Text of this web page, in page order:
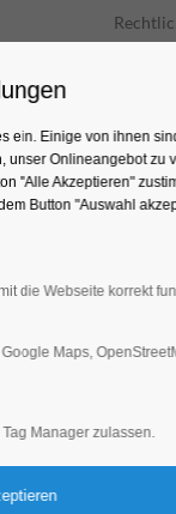
Entdecken &
ein. Einige von ihnen
unser Onlineangebot zu
"Alle Akzeptieren"
Button "Auswahl
die Webseite korrekt
Maps,
Manager zulassen.